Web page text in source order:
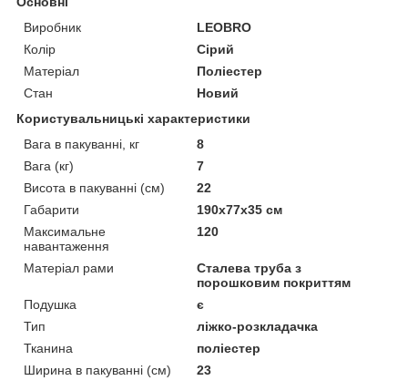
Виробник
LEOBRO
Колір
Сірий
Матеріал
Поліестер
Стан
Новий
Користувальницькі характеристики
Вага в пакуванні, кг
8
Вага (кг)
7
Висота в пакуванні (см)
22
Габарити
190x77x35 см
Максимальне
навантаження
120
Матеріал рами
Сталева труба з
порошковим покриттям
Подушка
є
Тип
ліжко-розкладачка
Тканина
поліестер
Ширина в пакуванні (см)
23